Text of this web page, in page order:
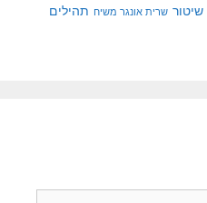
שיטור שרית אונגר משיח תהילים